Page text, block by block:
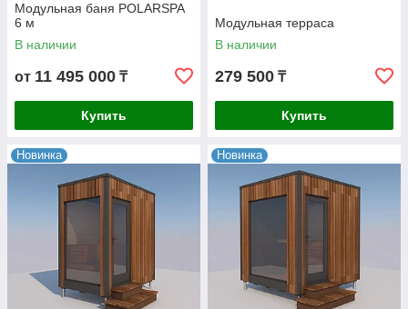
Модульная баня POLARSPA
6 м
В наличии
от 11 495 000 ₸
Купить
Модульная терраса
В наличии
279 500 ₸
Купить
Новинка Новинка